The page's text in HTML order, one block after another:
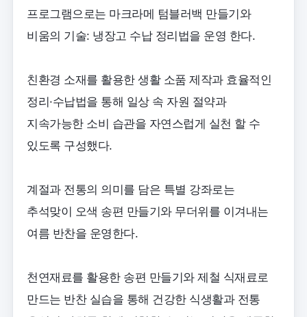
프로그램으로는 마크라메 텀블러백 만들기와
비움의 기술: 냉장고 수납 정리법을 운영 한다.
친환경 소재를 활용한 생활 소품 제작과 효율적인
정리·수납법을 통해 일상 속 자원 절약과
지속가능한 소비 습관을 자연스럽게 실천 할 수
있도록 구성했다.
계절과 전통의 의미를 담은 특별 강좌로는
추석맞이 오색 송편 만들기와 무더위를 이겨내는
여름 반찬을 운영한다.
천연재료를 활용한 송편 만들기와 제철 식재료로
만드는 반찬 실습을 통해 건강한 식생활과 전통